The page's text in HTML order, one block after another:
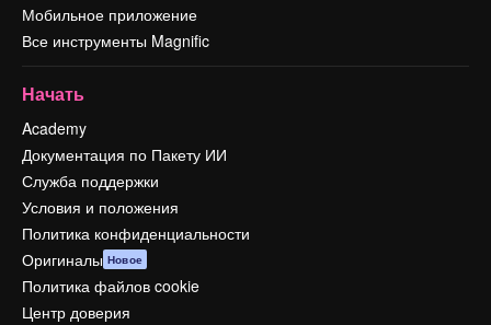
Мобильное приложение
Все инструменты Magnific
Начать
Academy
Документация по Пакету ИИ
Служба поддержки
Условия и положения
Политика конфиденциальности
Оригиналы Новое
Политика файлов cookie
Центр доверия